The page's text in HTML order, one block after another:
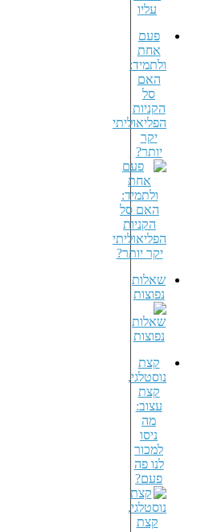
פעם
אחת
ולתמיד:
האם
סל
הקניות
הפליאוליתי
יקר
יותר?
שאלות
נפוצות
קצת
נוסטלגי,
קצת
עצוב:
מה
ניסו
למכור
לנו פה
פעם?